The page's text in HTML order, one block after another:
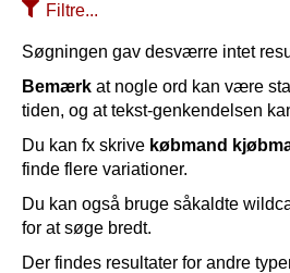
Filtre...
Søgningen gav desværre intet
Bemærk at nogle ord kan være
tiden, og at tekst-genkendelsen
Du kan fx skrive købmand
finde flere variationer.
Du kan også bruge såkaldte
for at søge bredt.
Der findes resultater for andre